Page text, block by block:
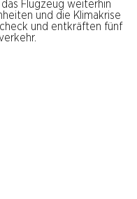
Flugzeug weiterhin
und die Klimakrise
und entkräften fünf